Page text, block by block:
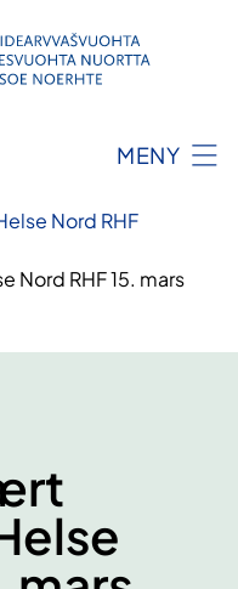
MENY
Nord RHF
Nord RHF 15. mars